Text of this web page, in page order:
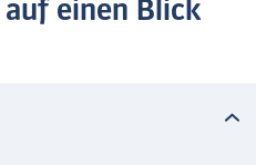
einen Blick